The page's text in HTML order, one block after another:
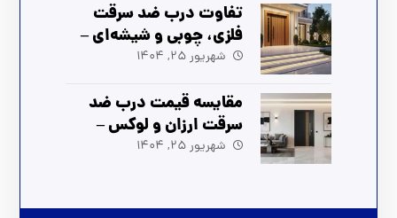
تفاوت درب ضد سرقت
فلزی، چوبی و شیشه‌ای –
راهنمای انتخاب بهترین
شهریور 25, 1404
مقایسه قیمت درب ضد
سرقت ارزان و لوکس –
بهترین انتخاب برای شما
شهریور 25, 1404